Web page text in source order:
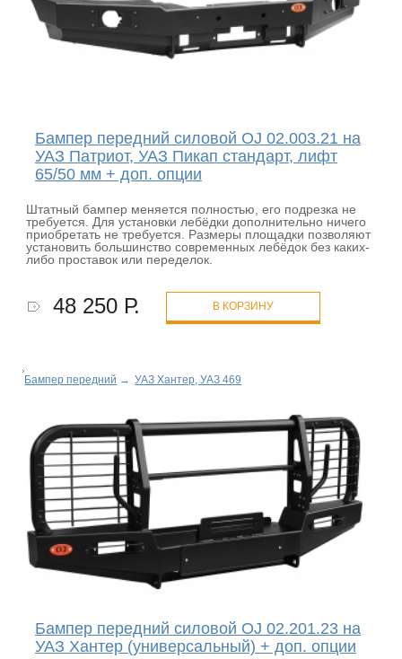
Бампер передний силовой OJ 02.003.21 на
УАЗ Патриот, УАЗ Пикап стандарт, лифт
65/50 мм + доп. опции
Штатный бампер меняется полностью, его подрезка не
требуется. Для установки лебёдки дополнительно ничего
приобретать не требуется. Размеры площадки позволяют
установить большинство современных лебёдок без каких-
либо проставок или переделок.
48 250 Р. В КОРЗИНУ
Бампер передний → УАЗ Хантер, УАЗ 469
Бампер передний силовой OJ 02.201.23 на
УАЗ Хантер (универсальный) + доп. опции